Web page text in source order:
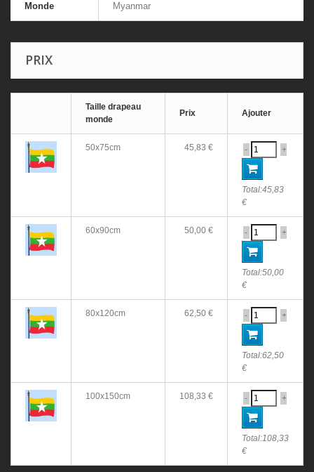
Monde Myanmar
PRIX
Taille drapeau
monde
Prix Ajouter
50x75cm 45,83 € - +
Total:45,83
€
60x90cm 50,00 € - +
Total:50,00
€
80x120cm 62,50 € - +
Total:62,50
€
100x150cm 108,33 € - +
Total:108,33
€